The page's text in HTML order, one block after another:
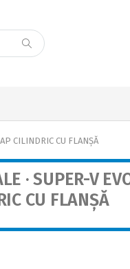
CILINDRIC CU FLANȘĂ
· SUPER-V
CU FLANȘĂ